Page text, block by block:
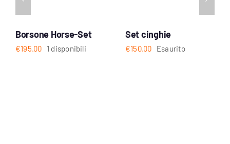
Borsone Horse-Set
€195.00 1 disponibili
Set cinghie
€150.00 Esaurito